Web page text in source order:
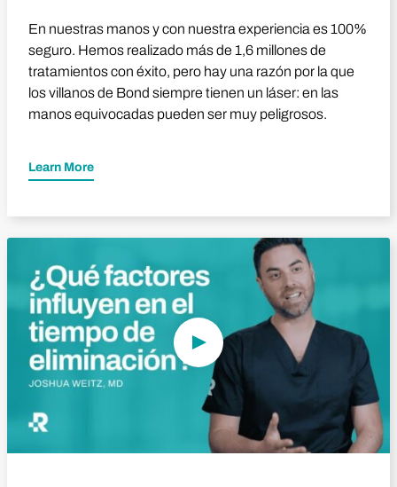
En nuestras manos y con nuestra experiencia es 100%
seguro. Hemos realizado más de 1,6 millones de
tratamientos con éxito, pero hay una razón por la que
los villanos de Bond siempre tienen un láser: en las
manos equivocadas pueden ser muy peligrosos.
Learn More
Reproducir vídeo